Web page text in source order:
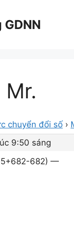
chuyển đổi số ›
9:50 sáng
682) —